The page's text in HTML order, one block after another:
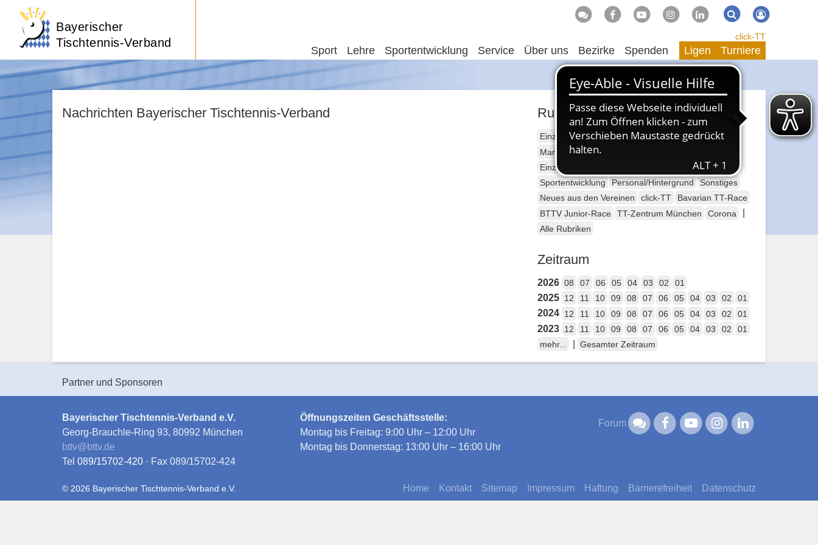
Bayerischer
Tischtennis-Verband
Suche Suchen
Sport Lehre Sportentwicklung Service Über uns Bezirke Spenden
click-TT
Ligen Turniere
Nachrichten Bayerischer Tischtennis-Verband Rubriken
Einzelsport Erwachsene
Mannschaftssport Erwachsene
Einzelsport Jugend
Mannschaftssport Jugend
Sportentwicklung
Personal/Hintergrund
Sonstiges
Neues aus den Vereinen
click-TT
Bavarian TT-Race
BTTV Junior-Race
TT-Zentrum München Corona
Alle Rubriken
Zeitraum
2026 08 07 06 05 04 03 02 01
2025 12 11 10 09 08 07 06 05 04 03 02 01
2024 12 11 10 09 08 07 06 05 04 03 02 01
2023 12 11 10 09 08 07 06 05 04 03 02
01
mehr...
Gesamter Zeitraum
Partner und Sponsoren
Bayerischer Tischtennis-Verband e.V.
Georg-Brauchle-Ring 93, 80992 München
bttv@bttv.de
Tel 089/15702-420 · Fax 089/15702-424
Öffnungszeiten Geschäftsstelle:
Montag bis Freitag: 9:00 Uhr – 12:00 Uhr
Montag bis Donnerstag: 13:00 Uhr – 16:00 Uhr
Forum
Home Kontakt Sitemap Impressum Haftung Barrierefreiheit Datenschutz
© 2026 Bayerischer Tischtennis-Verband e.V.